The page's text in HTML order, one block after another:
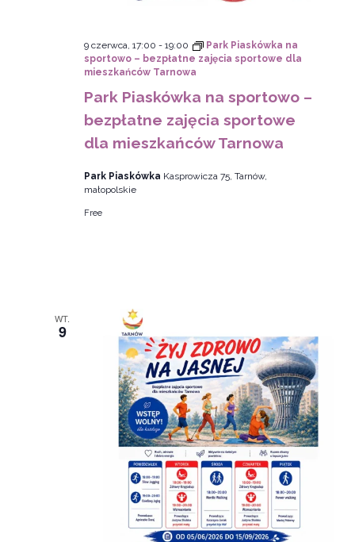
9 czerwca, 17:00 - 19:00
Park Piaskówka na
sportowo – bezpłatne zajęcia sportowe dla
mieszkańców Tarnowa
Park Piaskówka na sportowo –
bezpłatne zajęcia sportowe
dla mieszkańców Tarnowa
Park Piaskówka Kasprowicza 75, Tarnów,
małopolskie
Free
WT.
9